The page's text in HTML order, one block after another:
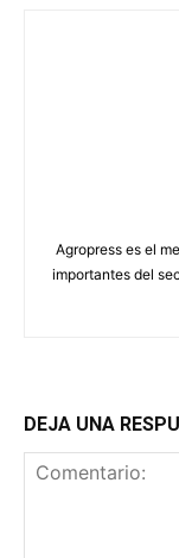
Agropress es el
importantes del
DEJA UNA